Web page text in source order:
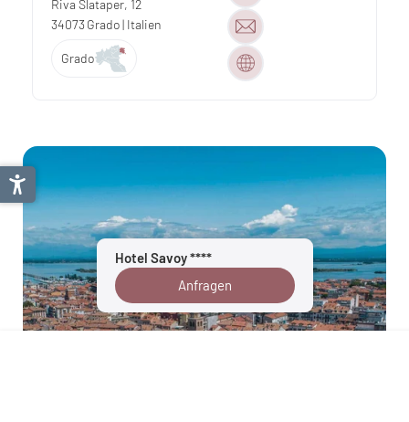
Riva Slataper, 12
34073 Grado| Italien
Grado
Hotel Savoy ****
Anfragen